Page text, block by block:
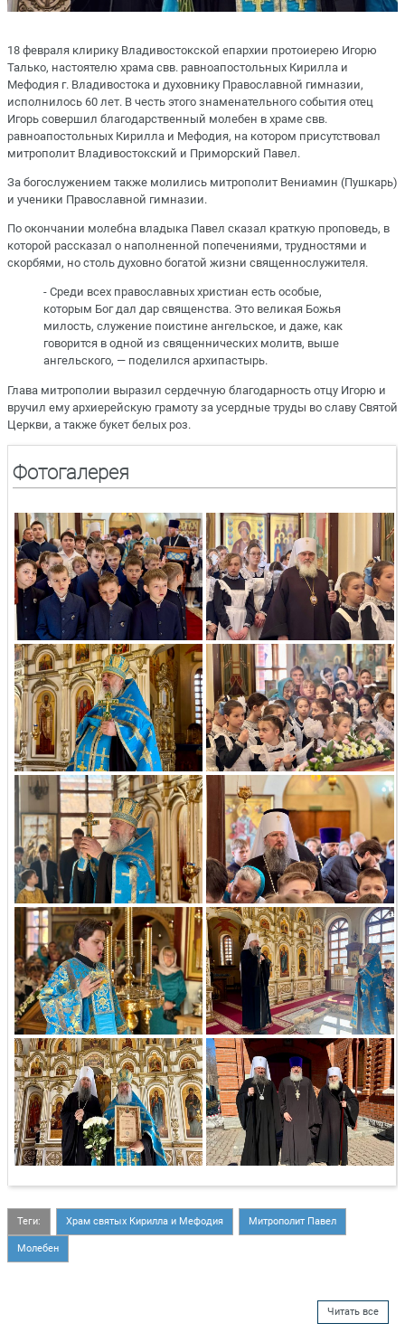
18 февраля клирику Владивостокской епархии протоиерею Игорю
Талько, настоятелю храма свв. равноапостольных Кирилла и
Мефодия г. Владивостока и духовнику Православной гимназии,
исполнилось 60 лет. В честь этого знаменательного события отец
Игорь совершил благодарственный молебен в храме свв.
равноапостольных Кирилла и Мефодия, на котором присутствовал
митрополит Владивостокский и Приморский Павел.
За богослужением также молились митрополит Вениамин (Пушкарь)
и ученики Православной гимназии.
По окончании молебна владыка Павел сказал краткую проповедь, в
которой рассказал о наполненной попечениями, трудностями и
скорбями, но столь духовно богатой жизни священнослужителя.
- Среди всех православных христиан есть особые,
которым Бог дал дар священства. Это великая Божья
милость, служение поистине ангельское, и даже, как
говорится в одной из священнических молитв, выше
ангельского, — поделился архипастырь.
Глава митрополии выразил сердечную благодарность отцу Игорю и
вручил ему архиерейскую грамоту за усердные труды во славу Святой
Церкви, а также букет белых роз.
Фотогалерея
Теги: Храм святых Кирилла и Мефодия Митрополит Павел
Молебен
Читать все